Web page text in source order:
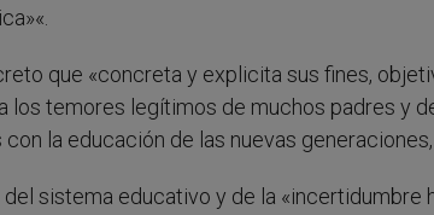
que «concreta y explicita sus fines,
los temores legítimos de muchos padres y
la educación de las nuevas
sistema educativo y de la «incertidumbre